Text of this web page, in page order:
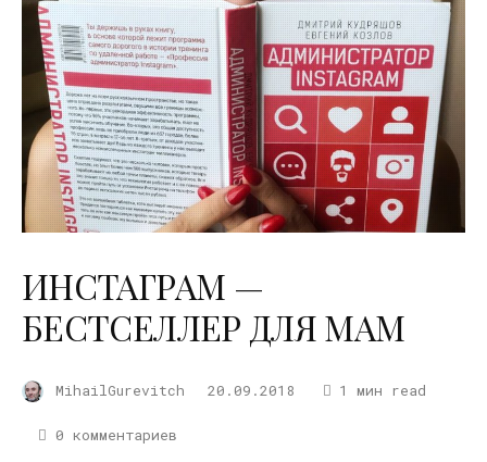
ИНСТАГРАМ —
БЕСТСЕЛЛЕР ДЛЯ МАМ
MihailGurevitch 20.09.2018 1 мин read
0 комментариев